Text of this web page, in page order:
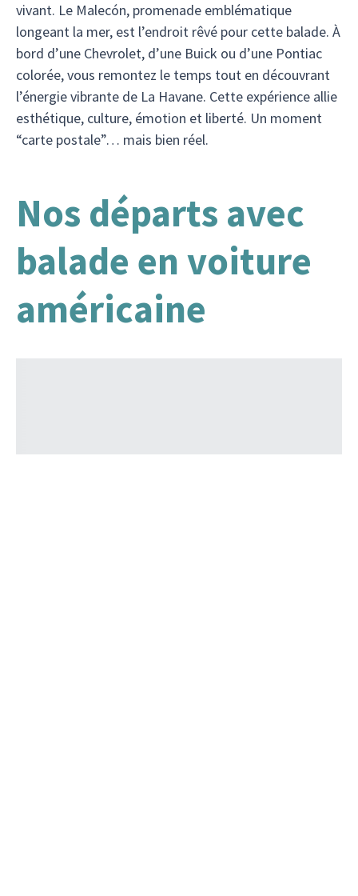
vivant. Le Malecón, promenade emblématique
longeant la mer, est l’endroit rêvé pour cette balade. À
bord d’une Chevrolet, d’une Buick ou d’une Pontiac
colorée, vous remontez le temps tout en découvrant
l’énergie vibrante de La Havane. Cette expérience allie
esthétique, culture, émotion et liberté. Un moment
“carte postale”… mais bien réel.
Nos départs avec
balade en voiture
américaine